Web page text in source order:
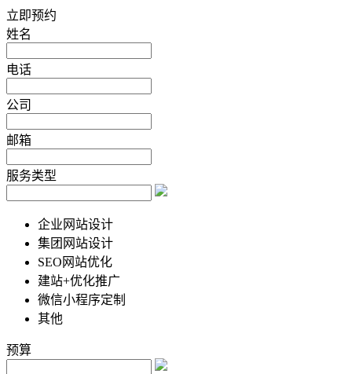
立即预约
姓名
电话
公司
邮箱
服务类型
企业网站设计
集团网站设计
SEO网站优化
建站+优化推广
微信小程序定制
其他
预算